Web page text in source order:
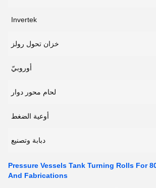
Invertek
خزان تحول رولز
أوروبيّ
لحام محور دوار
أوعية الضغط
دبابة وتصنيع
Pressure Vessels Tank Turning Rolls For
And Fabrications